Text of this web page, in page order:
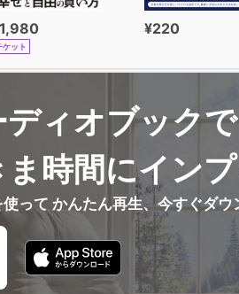
ケット
¥220
ディオブックで
時間にイン
って かんたん再生、今すぐダウ